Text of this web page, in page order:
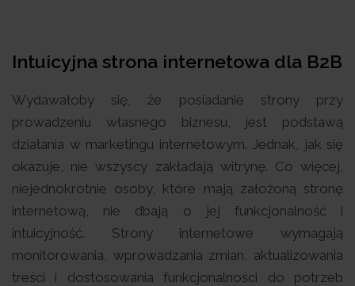
Intuicyjna strona internetowa dla B2B
Wydawałoby się, że posiadanie strony przy
prowadzeniu własnego biznesu, jest podstawą
działania w marketingu internetowym. Jednak, jak się
okazuje, nie wszyscy zakładają witrynę. Co więcej,
niejednokrotnie osoby, które mają założoną stronę
internetową, nie dbają o jej funkcjonalność i
intuicyjność. Strony internetowe wymagają
monitorowania, wprowadzania zmian, aktualizowania
treści i dostosowania funkcjonalności do potrzeb